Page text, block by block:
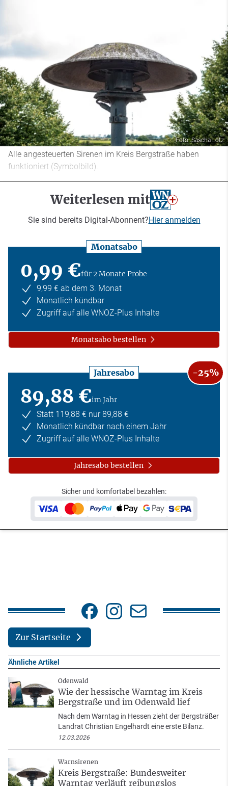
Foto: Sascha Lotz
Alle angesteuerten Sirenen im Kreis Bergstraße haben
funktioniert (Symbolbild).
Weiterlesen mit
Sie sind bereits Digital-Abonnent?Hier anmelden
Monatsabo
0,99 €für 2 Monate Probe
9,99 € ab dem 3. Monat
Monatlich kündbar
Zugriff auf alle WNOZ-Plus Inhalte
Monatsabo bestellen
Jahresabo -25%
89,88 €im Jahr
Statt 119,88 € nur 89,88 €
Monatlich kündbar nach einem Jahr
Zugriff auf alle WNOZ-Plus Inhalte
Jahresabo bestellen
Sicher und komfortabel bezahlen:
Zur Startseite
Ähnliche Artikel
Odenwald
Wie der hessische Warntag im Kreis
Bergstraße und im Odenwald lief
Nach dem Warntag in Hessen zieht der Bergsträßer
Landrat Christian Engelhardt eine erste Bilanz.
12.03.2026
Warnsirenen
Kreis Bergstraße: Bundesweiter
Warntag verläuft reibungslos